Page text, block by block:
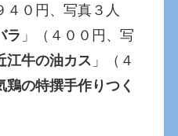
４０円、写真３人
ラ 」（４００円、写
江牛の油カス 」（４
鶏の特撰手作りつく